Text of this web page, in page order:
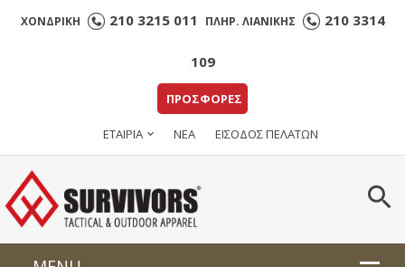
ΧΟΝΔΡΙΚΗ 210 3215 011 ΠΛΗΡ. ΛΙΑΝΙΚΗΣ 210 3314
109
ΠΡΟΣΦΟΡΕΣ
ΕΤΑΙΡΙΑ ΝΕΑ ΕΙΣΟΔΟΣ ΠΕΛΑΤΩΝ